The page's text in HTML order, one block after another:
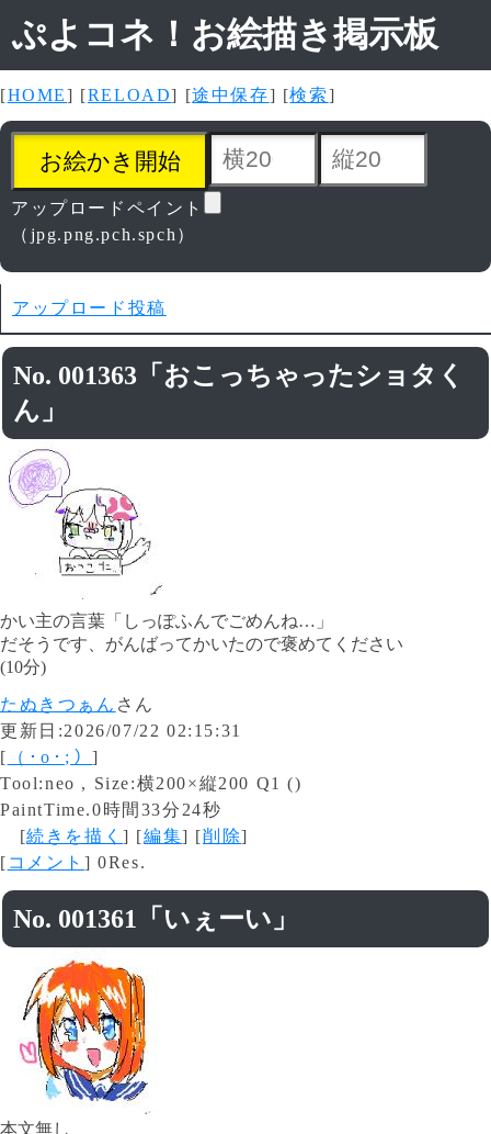
ぷよコネ！お絵描き掲示板
[HOME] [RELOAD] [途中保存] [検索]
アップロードペイント
（jpg.png.pch.spch）
アップロード投稿
No. 001363「おこっちゃったショタく
ん」
かい主の言葉「しっぽふんでごめんね…」
だそうです、がんばってかいたので褒めてください
(10分)
たぬきつぁん さん
更新日:2026/07/22 02:15:31
[ （⁠･⁠o⁠･⁠;⁠）]
Tool:neo , Size:横200×縦200 Q1 ()
PaintTime.0時間33分24秒
[続きを描く] [編集] [削除]
[ コメント] 0Res.
No. 001361「いぇーい」
本文無し